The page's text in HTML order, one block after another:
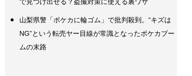
山梨県警「ポケカに輪ゴム」で批判殺到。“キズは
NG”という転売ヤー目線が常識となったポケカブー
ムの末路